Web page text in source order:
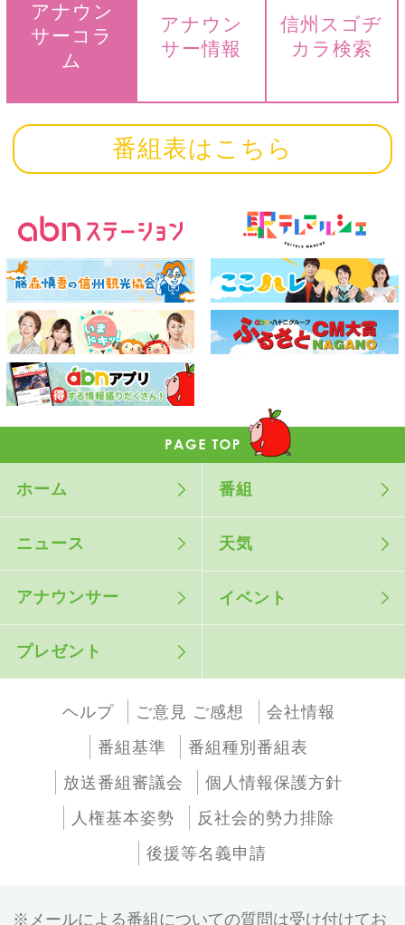
アナウン
サーコラ
ム
アナウン
サー情報
信州スゴヂ
カラ検索
番組表はこちら
ホーム 番組
ニュース 天気
アナウンサー イベント
プレゼント
ヘルプ ご意見 ご感想
会社情報
番組基準
番組種別番組表
放送番組審議会
個人情報保護方針
人権基本姿勢
反社会的勢力排除
後援等名義申請
メールによる番組についての質問は受け付けてお